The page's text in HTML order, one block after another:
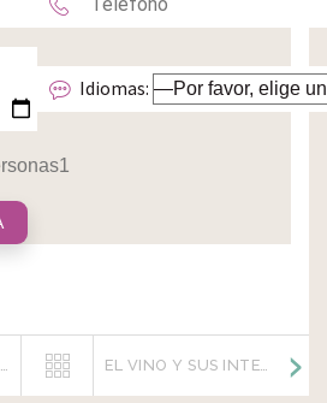
Idiomas:
EL VINO Y SUS INTENSIDADES